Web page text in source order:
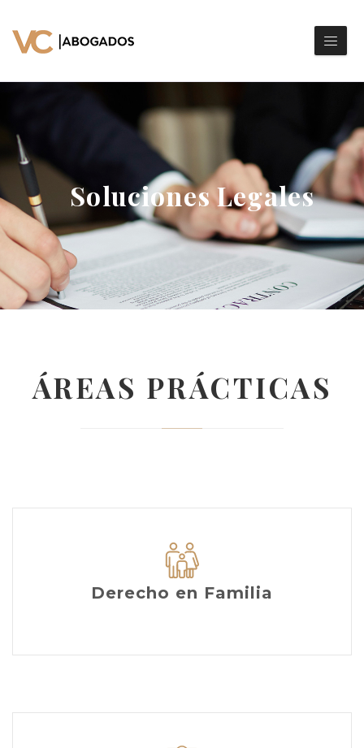
Soluciones Legales
ÁREAS PRÁCTICAS
Derecho en Familia